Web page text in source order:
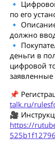
🔹
по его
🔹
должно
🔹
деньги в
цифровой
📌
talk.ru/
🎥
https://